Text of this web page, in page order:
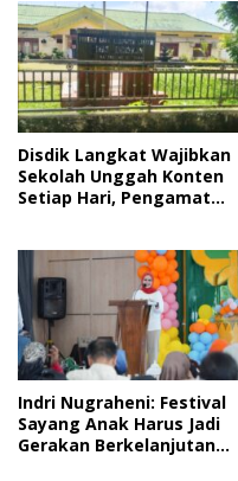
Disdik Langkat Wajibkan
Sekolah Unggah Konten
Setiap Hari, Pengamat
Indri Nugraheni: Festival
Sayang Anak Harus Jadi
Gerakan Berkelanjutan